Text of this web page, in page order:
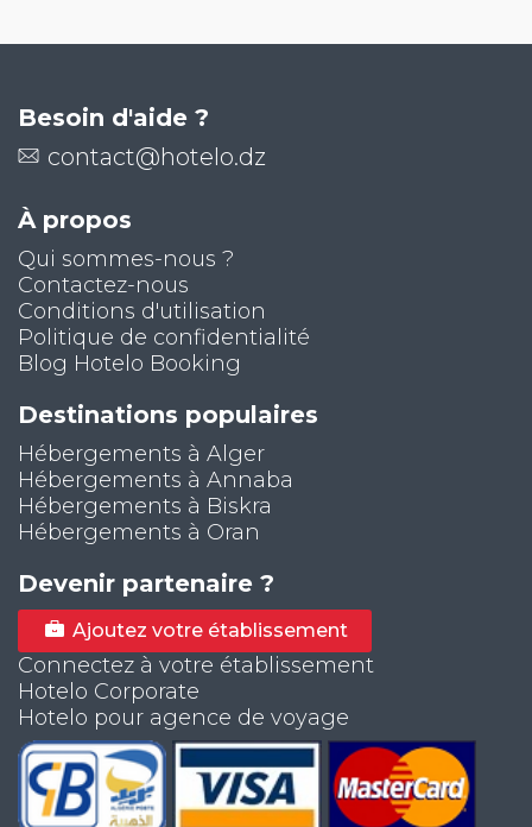
Besoin d'aide ?
contact@hotelo.dz
À propos
Qui sommes-nous ?
Contactez-nous
Conditions d'utilisation
Politique de confidentialité
Blog Hotelo Booking
Destinations populaires
Hébergements à Alger
Hébergements à Annaba
Hébergements à Biskra
Hébergements à Oran
Devenir partenaire ?
Ajoutez votre établissement
Connectez à votre établissement
Hotelo Corporate
Hotelo pour agence de voyage